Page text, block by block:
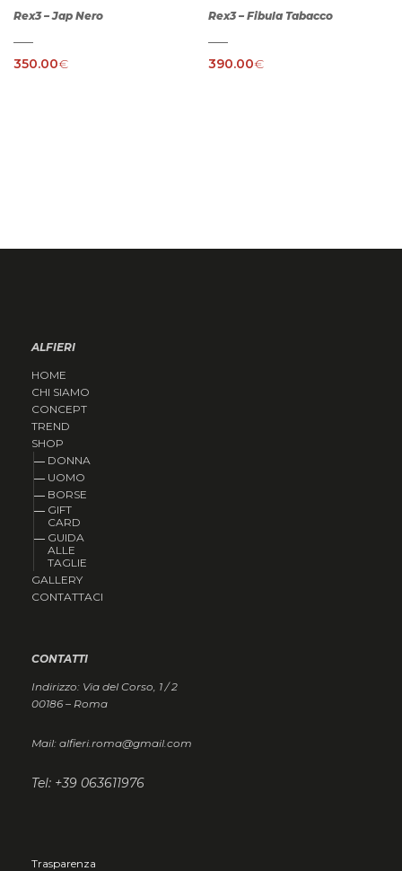
Rex3 – Jap Nero
350.00€
Rex3 – Fibula Tabacco
390.00€
ALFIERI
HOME
CHI SIAMO
CONCEPT
TREND
SHOP
DONNA
UOMO
BORSE
GIFT
CARD
GUIDA
ALLE
TAGLIE
GALLERY
CONTATTACI
CONTATTI
Indirizzo: Via del Corso, 1 / 2
00186 – Roma
Mail: alfieri.roma@gmail.com
Tel: +39 063611976
Trasparenza